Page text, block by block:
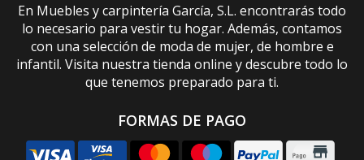
En Muebles y carpintería García, S.L. encontrarás todo
lo necesario para vestir tu hogar. Además, contamos
con una selección de moda de mujer, de hombre e
infantil. Visita nuestra tienda online y descubre todo lo
que tenemos preparado para ti.
FORMAS DE PAGO